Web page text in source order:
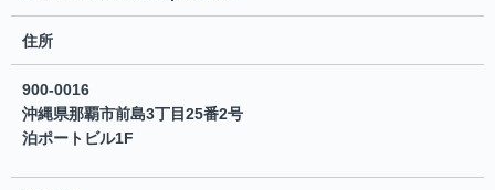
住所
900-0016
沖縄県那覇市前島3丁目25番2号
泊ポートビル1F